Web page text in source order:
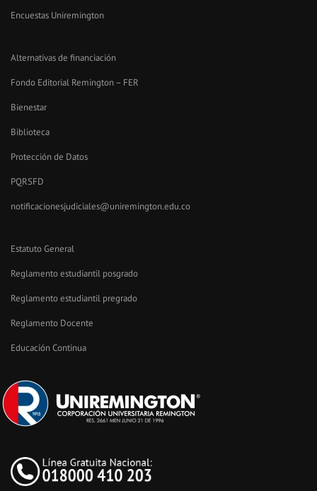
Encuestas Uniremington
Alternativas de financiación
Fondo Editorial Remington – FER
Bienestar
Biblioteca
Protección de Datos
PQRSFD
notificacionesjudiciales@uniremington.edu.co
Estatuto General
Reglamento estudiantil posgrado
Reglamento estudiantil pregrado
Reglamento Docente
Educación Continua